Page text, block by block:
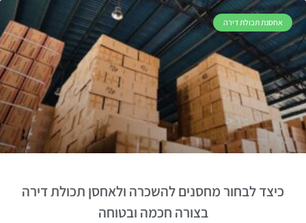
אחסנת תכולת דירה
כיצד לבחור מחסנים להשכרה ולאחסן תכולת דירה
בצורה חכמה ובטוחה